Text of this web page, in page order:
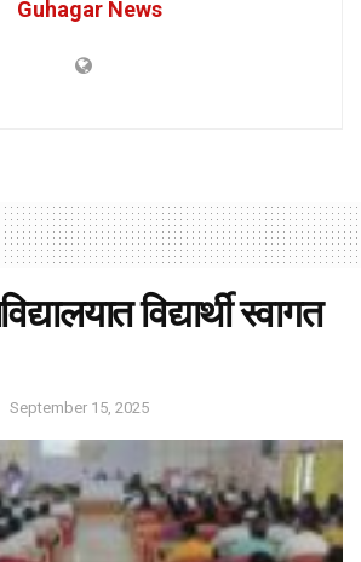
Guhagar News
विद्यार्थी स्वागत
September 15, 2025